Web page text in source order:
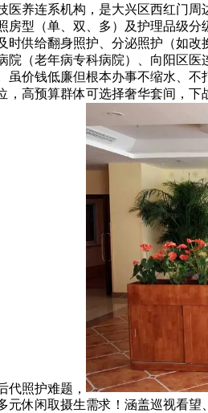
医养连系机构，是大兴区西红门
房型（单、双、多）及护理品级
时供给翻身照护、分泌照护（如
院（老年病专科病院）、向阳区
虽价钱低廉但根本办事不缩水、
，高预算群体可选择奢华套间，
代照护难题，
元休闲取摄生需求！涵盖巡视看